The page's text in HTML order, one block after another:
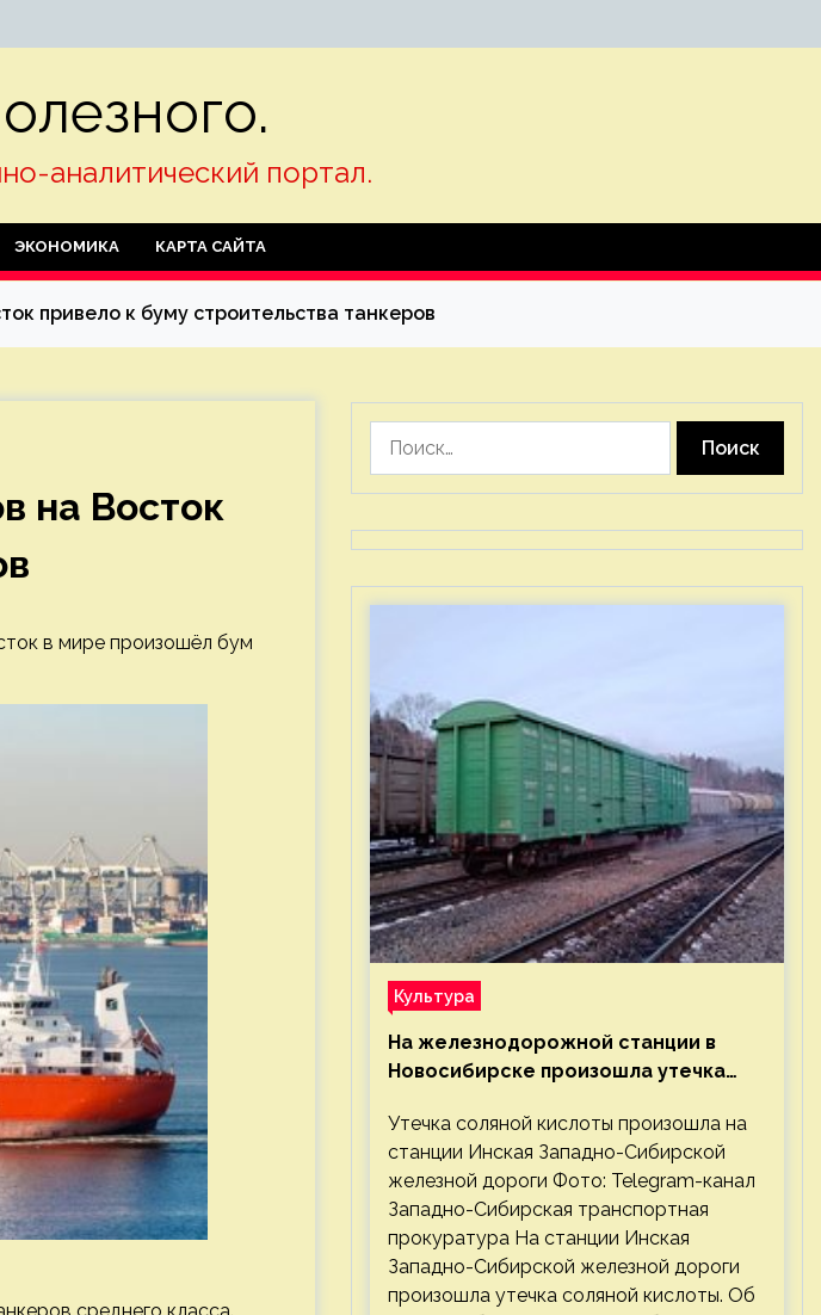
аналитический портал.
ЭКОНОМИКА КАРТА САЙТА
привело к буму строительства танкеров
на Восток
в мире произошёл бум
Культура
На железнодорожной станции в
Новосибирске произошла утечка
Утечка соляной кислоты произошла на
станции Инская Западно-Сибирской
железной дороги Фото: Telegram-канал
Западно-Сибирская транспортная
прокуратура На станции Инская
Западно-Сибирской железной дороги
произошла утечка соляной кислоты. Об